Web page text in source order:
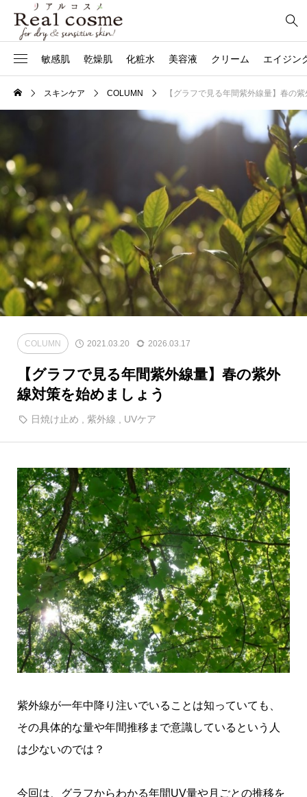
敏感肌 乾燥肌 化粧水 美容液 クリーム エイジン
スキンケア COLUMN 【グラフで見る年間紫外線量】春の
COLUMN 2021.03.20 2026.03.17
【グラフで見る年間紫外線量】春の紫外
線対策を始めましょう
日焼け止め , 紫外線 , UVケア
紫外線が一年中降り注いでいることは知っていても、
その具体的な量や年間推移まで意識しているという人
は少ないのでは？
今回は、グラフからわかる年間UV量や月ごとの推移を